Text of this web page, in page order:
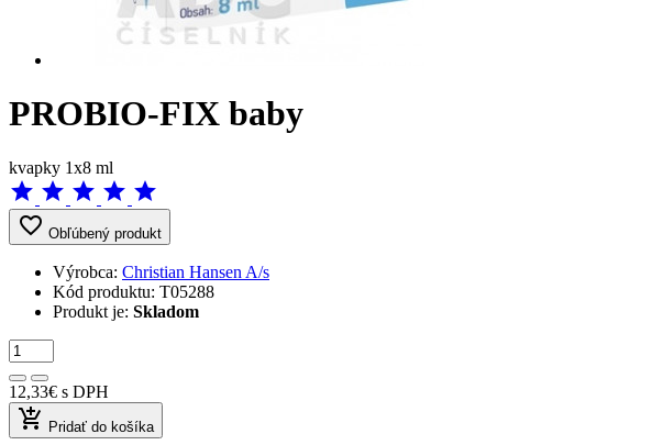
PROBIO-FIX baby
kvapky 1x8 ml
star star star star star
favorite_border Obľúbený produkt
Výrobca: Christian Hansen A/s
Kód produktu: T05288
Produkt je: Skladom
12,33€ s DPH
add_shopping_cart Pridať do košíka